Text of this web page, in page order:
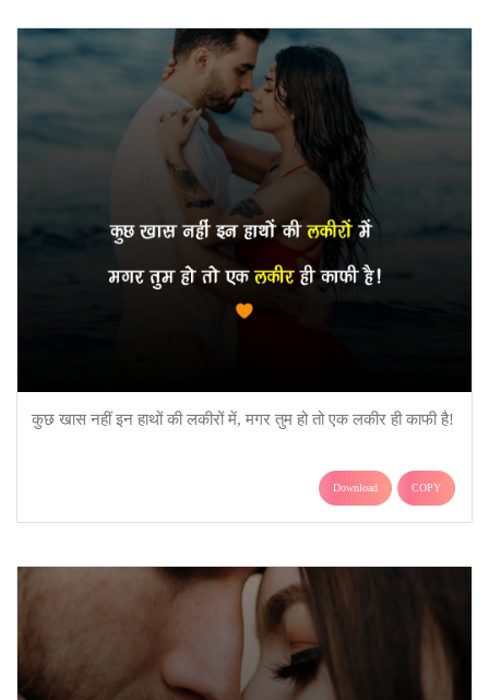
कुछ खास नहीं इन हाथों की लकीरों में, मगर तुम हो तो एक लकीर ही काफी है!
Download COPY